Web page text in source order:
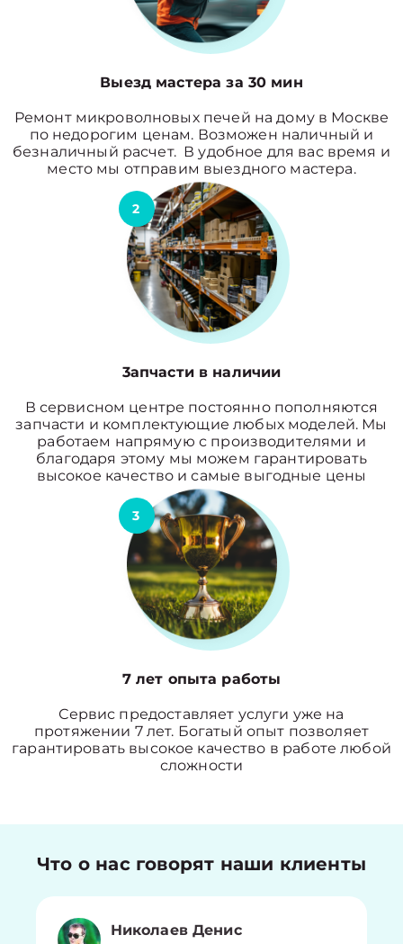
Выезд мастера за 30 мин
Ремонт микроволновых печей на дому в Москве
по недорогим ценам. Возможен наличный и
безналичный расчет. В удобное для вас время и
место мы отправим выездного мастера.
2
3апчасти в наличии
В сервисном центре постоянно пополняются
запчасти и комплектующие любых моделей. Мы
работаем напрямую с производителями и
благодаря этому мы можем гарантировать
высокое качество и самые выгодные цены
3
7 лет опыта работы
Сервис предоставляет услуги уже на
протяжении 7 лет. Богатый опыт позволяет
гарантировать высокое качество в работе любой
сложности
Что о нас говорят наши клиенты
Николаев Денис